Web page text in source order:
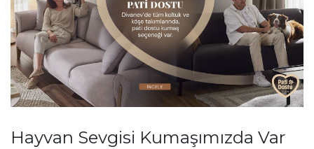
Hayvan Sevgisi Kumaşımızda Var